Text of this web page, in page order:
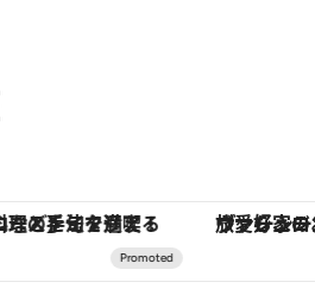
ク」。旅愛好家のお気に入りコレクションから、ジェンダーレスな新作が登場